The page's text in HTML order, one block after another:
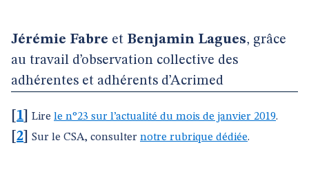
Jérémie Fabre et Benjamin Lagues, grâce
au travail d’observation collective des
adhérentes et adhérents d’Acrimed
1 Lire le n°23 sur l’actualité du mois de janvier 2019.
2 Sur le CSA, consulter notre rubrique dédiée.